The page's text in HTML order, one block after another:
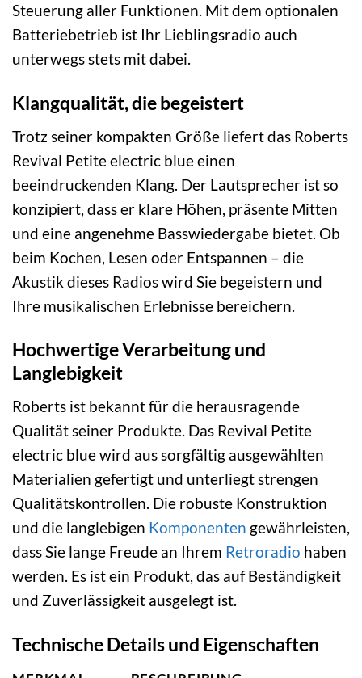
Steuerung aller Funktionen. Mit dem optionalen
Batteriebetrieb ist Ihr Lieblingsradio auch
unterwegs stets mit dabei.
Klangqualität, die begeistert
Trotz seiner kompakten Größe liefert das Roberts
Revival Petite electric blue einen
beeindruckenden Klang. Der Lautsprecher ist so
konzipiert, dass er klare Höhen, präsente Mitten
und eine angenehme Basswiedergabe bietet. Ob
beim Kochen, Lesen oder Entspannen – die
Akustik dieses Radios wird Sie begeistern und
Ihre musikalischen Erlebnisse bereichern.
Hochwertige Verarbeitung und
Langlebigkeit
Roberts ist bekannt für die herausragende
Qualität seiner Produkte. Das Revival Petite
electric blue wird aus sorgfältig ausgewählten
Materialien gefertigt und unterliegt strengen
Qualitätskontrollen. Die robuste Konstruktion
und die langlebigen Komponenten gewährleisten,
dass Sie lange Freude an Ihrem Retroradio haben
werden. Es ist ein Produkt, das auf Beständigkeit
und Zuverlässigkeit ausgelegt ist.
Technische Details und Eigenschaften